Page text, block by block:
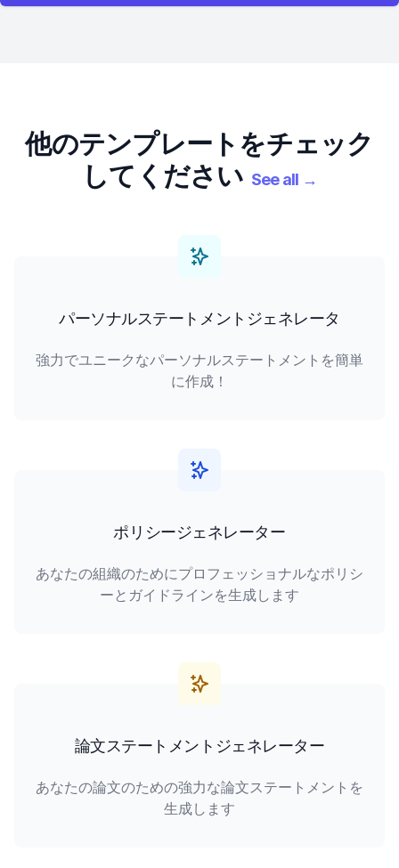
他のテンプレートをチェック
してください See all →
パーソナルステートメントジェネレータ
強力でユニークなパーソナルステートメントを簡単
に作成！
ポリシージェネレーター
あなたの組織のためにプロフェッショナルなポリシ
ーとガイドラインを生成します
論文ステートメントジェネレーター
あなたの論文のための強力な論文ステートメントを
生成します